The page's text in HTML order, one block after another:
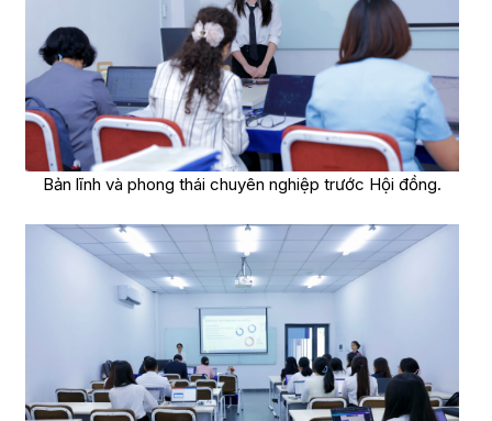
Bản lĩnh và phong thái chuyên nghiệp trước Hội đồng.